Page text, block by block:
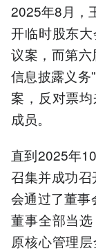
2025年8月，
开临时股东
议案，而第六
信息披露义务
案，反对票
成员。
直到2025年
召集并成功
会通过了董事
董事全部当
原核心管理